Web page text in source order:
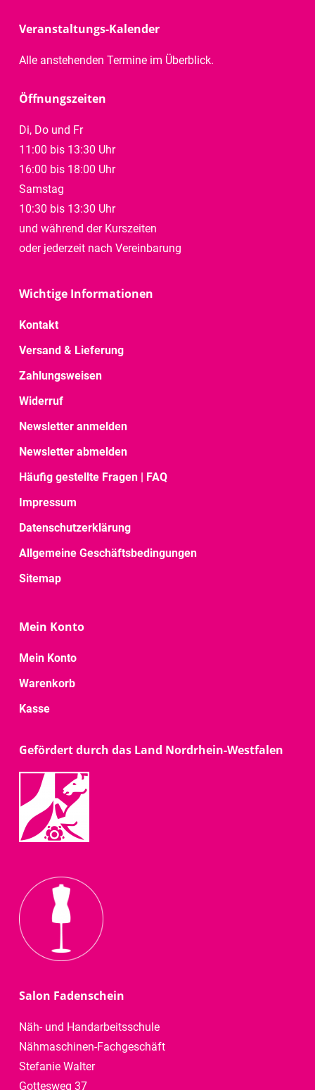
Veranstaltungs-Kalender
Alle anstehenden Termine im Überblick.
Öffnungszeiten
Di, Do und Fr
11:00 bis 13:30 Uhr
16:00 bis 18:00 Uhr
Samstag
10:30 bis 13:30 Uhr
und während der Kurszeiten
oder jederzeit nach Vereinbarung
Wichtige Informationen
Kontakt
Versand & Lieferung
Zahlungsweisen
Widerruf
Newsletter anmelden
Newsletter abmelden
Häufig gestellte Fragen | FAQ
Impressum
Datenschutzerklärung
Allgemeine Geschäftsbedingungen
Sitemap
Mein Konto
Mein Konto
Warenkorb
Kasse
Gefördert durch das Land Nordrhein-Westfalen
Salon Fadenschein
Näh- und Handarbeitsschule
Nähmaschinen-Fachgeschäft
Stefanie Walter
Gottesweg 37